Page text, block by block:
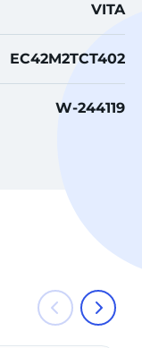
VITA
EC42M2TCT402
W-244119